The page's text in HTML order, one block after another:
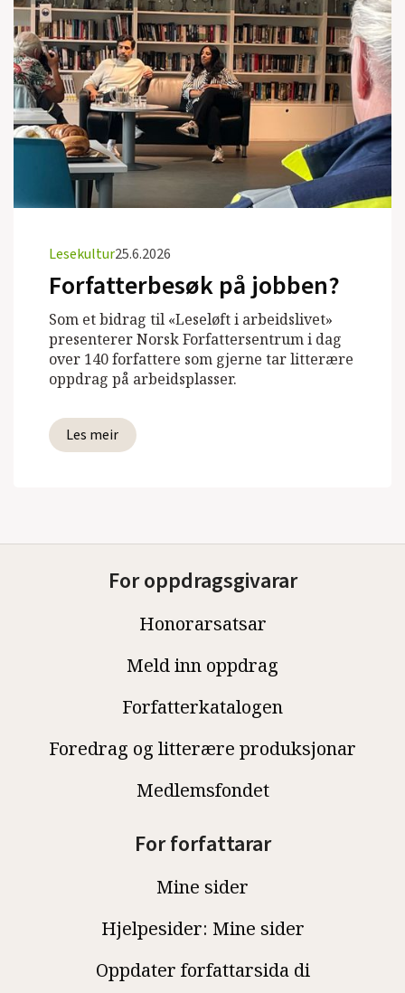
Lesekultur25.6.2026
Forfatterbesøk på jobben?
Som et bidrag til «Leseløft i arbeidslivet»
presenterer Norsk Forfattersentrum i dag
over 140 forfattere som gjerne tar litterære
oppdrag på arbeidsplasser.
Les meir
For oppdragsgivarar
Honorarsatsar
Meld inn oppdrag
Forfatterkatalogen
Foredrag og litterære produksjonar
Medlemsfondet
For forfattarar
Mine sider
Hjelpesider: Mine sider
Oppdater forfattarsida di